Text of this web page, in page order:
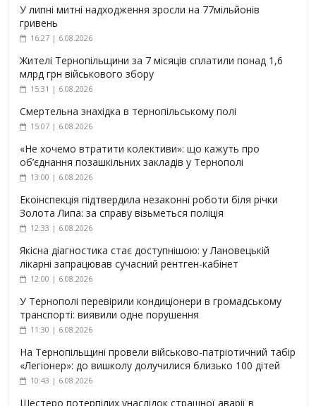
У липні митні надходження зросли на 77мільйонів
гривень
16:27 | 6.08.2026
Жителі Тернопільщини за 7 місяців сплатили понад 1,6
млрд грн військового збору
15:31 | 6.08.2026
Смертельна знахідка в тернопільському полі
15:07 | 6.08.2026
«Не хочемо втратити колективи»: що кажуть про
об’єднання позашкільних закладів у Тернополі
13:00 | 6.08.2026
Екоінспекція підтвердила незаконні роботи біля річки
Золота Липа: за справу візьметься поліція
12:33 | 6.08.2026
Якісна діагностика стає доступнішою: у Лановецькій
лікарні запрацював сучасний рентген-кабінет
12:00 | 6.08.2026
У Тернополі перевірили кондиціонери в громадському
транспорті: виявили одне порушення
11:30 | 6.08.2026
На Тернопільщині провели військово-патріотичний табір
«Легіонер»: до вишколу долучилися близько 100 дітей
10:43 | 6.08.2026
Шестеро потерпілих унаслідок страшної аварії в